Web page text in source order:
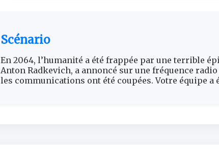
Scénario
En 2064, l’humanité a été frappée par une terrible
Anton Radkevich, a annoncé sur une fréquence
les communications ont été coupées. Votre équipe